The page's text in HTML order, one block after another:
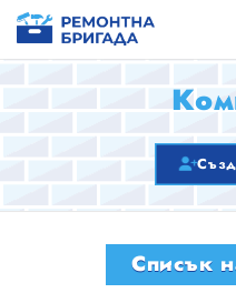
Списък